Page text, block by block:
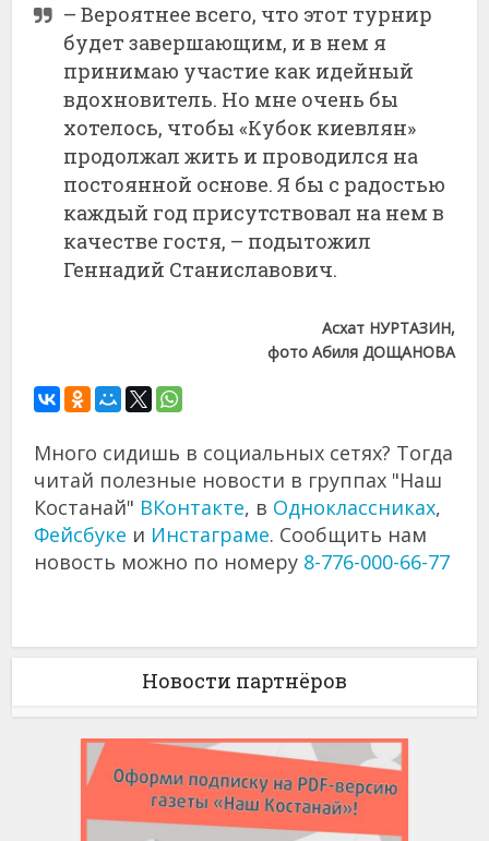
– Вероятнее всего, что этот турнир
будет завершающим, и в нем я
принимаю участие как идейный
вдохновитель. Но мне очень бы
хотелось, чтобы «Кубок киевлян»
продолжал жить и проводился на
постоянной основе. Я бы с радостью
каждый год присутствовал на нем в
качестве гостя, – подытожил
Геннадий Станиславович.
Асхат НУРТАЗИН,
фото Абиля ДОЩАНОВА
Много сидишь в социальных сетях? Тогда
читай полезные новости в группах "Наш
Костанай" ВКонтакте, в Одноклассниках,
Фейсбуке и Инстаграме. Сообщить нам
новость можно по номеру 8-776-000-66-77
Новости партнёров